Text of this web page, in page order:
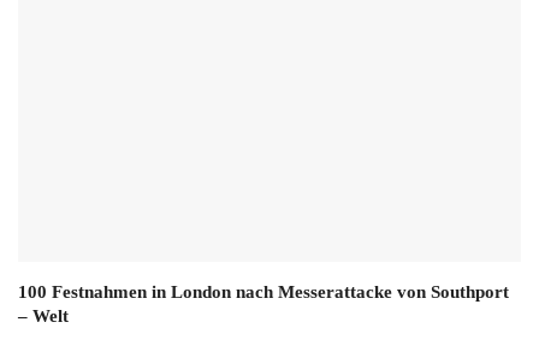
100 Festnahmen in London nach Messerattacke von Southport
– Welt